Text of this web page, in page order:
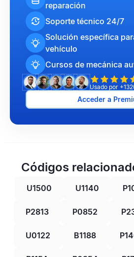
reparación
Soporte técnico 24/7
Solución específica
vehículo
Cursos de mecánica
Usado por
Acceder a
Códigos
U1500 U1140
P2813 P0852
U0122 B1188